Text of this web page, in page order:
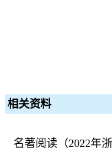
相关资料
名著阅读（2022年